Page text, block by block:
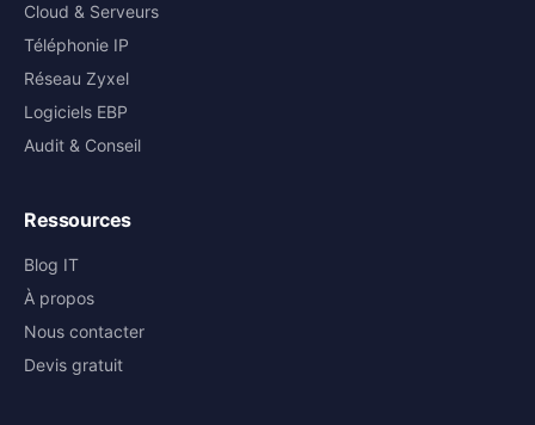
Cloud & Serveurs
Téléphonie IP
Réseau Zyxel
Logiciels EBP
Audit & Conseil
Ressources
Blog IT
À propos
Nous contacter
Devis gratuit